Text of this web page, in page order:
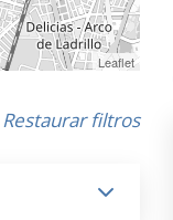
Leaflet
Restaurar filtros